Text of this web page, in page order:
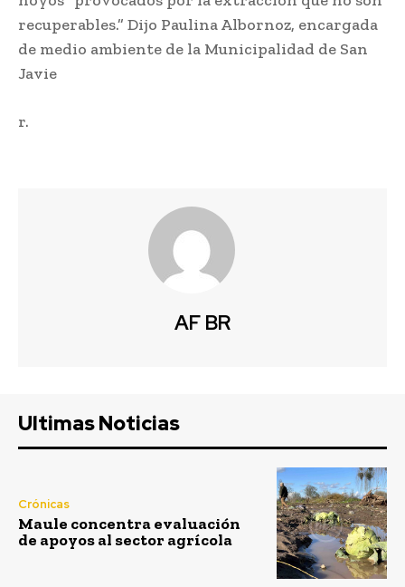
recuperables.” Dijo Paulina Albornoz, encargada
de medio ambiente de la Municipalidad de San
Javie
r.
AF BR
Ultimas Noticias
Crónicas
Maule concentra evaluación
de apoyos al sector agrícola